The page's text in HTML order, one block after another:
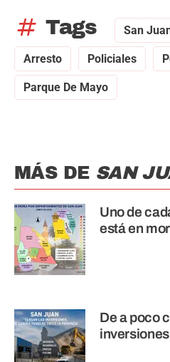
tag Tags San
Arresto Policiales
Parque De Mayo
MÁS DE SAN
Uno de
está en
De a poco